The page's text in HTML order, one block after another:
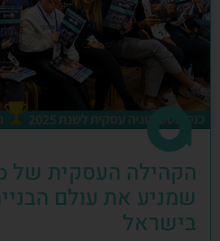
שמניע את עולם
בישראל